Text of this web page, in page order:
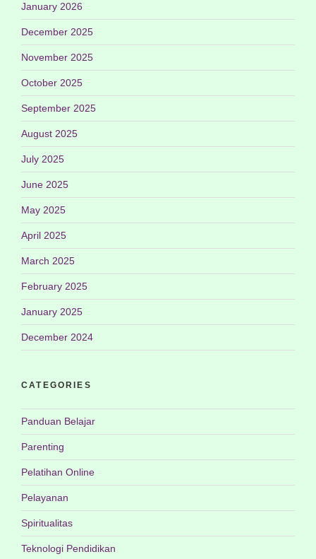
January 2026
December 2025
November 2025
October 2025
September 2025
August 2025
July 2025
June 2025
May 2025
April 2025
March 2025
February 2025
January 2025
December 2024
CATEGORIES
Panduan Belajar
Parenting
Pelatihan Online
Pelayanan
Spiritualitas
Teknologi Pendidikan